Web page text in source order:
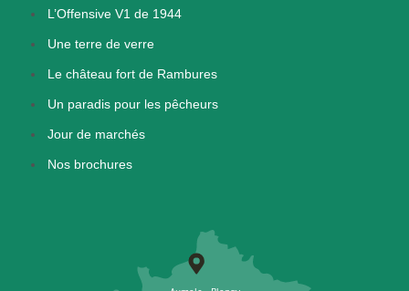
L’Offensive V1 de 1944
Une terre de verre
Le château fort de Rambures
Un paradis pour les pêcheurs
Jour de marchés
Nos brochures